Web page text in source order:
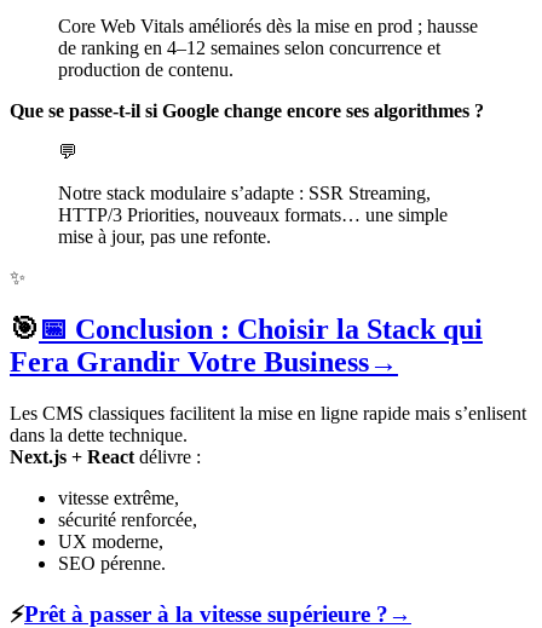
Core Web Vitals améliorés dès la mise en prod ; hausse
de ranking en 4–12 semaines selon concurrence et
production de contenu.
Que se passe-t-il si Google change encore ses algorithmes ?
💬
Notre stack modulaire s’adapte : SSR Streaming,
HTTP/3 Priorities, nouveaux formats… une simple
mise à jour, pas une refonte.
✨
🎯📅 Conclusion : Choisir la Stack qui
Fera Grandir Votre Business→
Les CMS classiques facilitent la mise en ligne rapide mais s’enlisent
dans la dette technique.
Next.js + React délivre :
vitesse extrême,
sécurité renforcée,
UX moderne,
SEO pérenne.
⚡Prêt à passer à la vitesse supérieure ?→